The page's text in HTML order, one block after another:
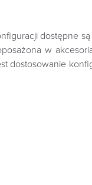
dostępne
w
dostosowanie